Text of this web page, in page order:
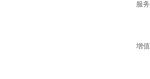
服
增